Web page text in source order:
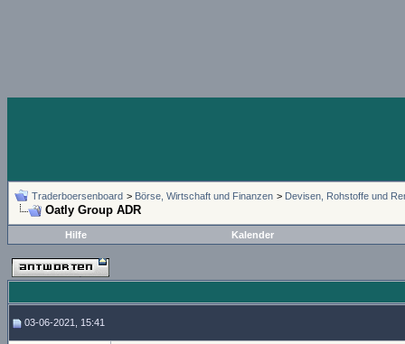
Traderboersenboard > Börse, Wirtschaft und Finanzen > Devisen, Rohstoffe und
Oatly Group ADR
Hilfe Kalender
03-06-2021, 15:41